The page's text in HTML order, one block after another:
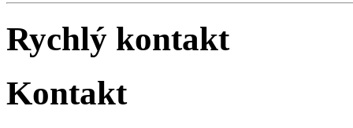
Rychlý kontakt
Kontakt